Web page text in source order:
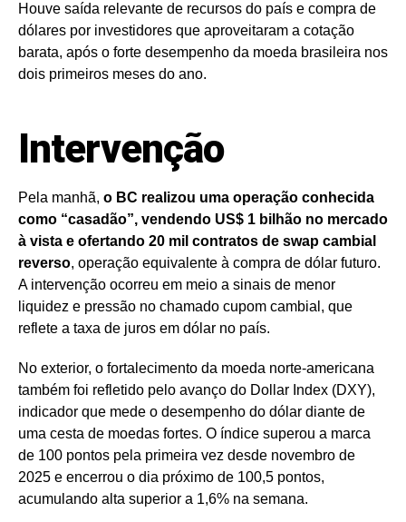
Houve saída relevante de recursos do país e compra de
dólares por investidores que aproveitaram a cotação
barata, após o forte desempenho da moeda brasileira nos
dois primeiros meses do ano.
Intervenção
Pela manhã, o BC realizou uma operação conhecida
como “casadão”, vendendo US$ 1 bilhão no mercado
à vista e ofertando 20 mil contratos de swap cambial
reverso, operação equivalente à compra de dólar futuro.
A intervenção ocorreu em meio a sinais de menor
liquidez e pressão no chamado cupom cambial, que
reflete a taxa de juros em dólar no país.
No exterior, o fortalecimento da moeda norte-americana
também foi refletido pelo avanço do Dollar Index (DXY),
indicador que mede o desempenho do dólar diante de
uma cesta de moedas fortes. O índice superou a marca
de 100 pontos pela primeira vez desde novembro de
2025 e encerrou o dia próximo de 100,5 pontos,
acumulando alta superior a 1,6% na semana.